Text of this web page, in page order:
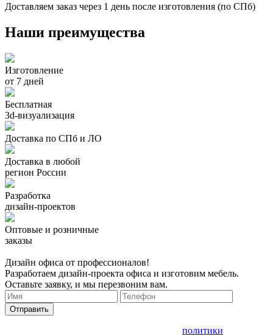
Доставляем заказ через 1 день после изготовления (по СПб)
Наши преимущества
Изготовление
от 7 дней
Бесплатная
3d-визуализация
Доставка по СПб и ЛО
Доставка в любой
регион России
Разработка
дизайн-проектов
Оптовые и розничные
заказы
Дизайн офиса от профессионалов!
Разработаем дизайн-проекта офиса и изготовим мебель.
Оставьте заявку, и мы перезвоним вам.
Отправить
политики